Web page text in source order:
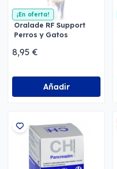
¡En oferta!
Oralade RF Support
Perros y Gatos
8,95 €
Añadir